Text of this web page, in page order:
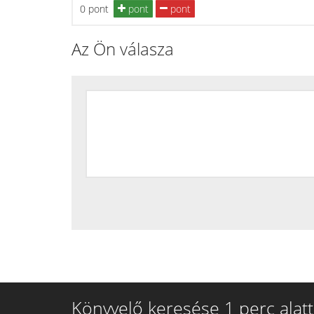
0 pont pont pont
Az Ön válasza
Könyvelő keresése 1 perc